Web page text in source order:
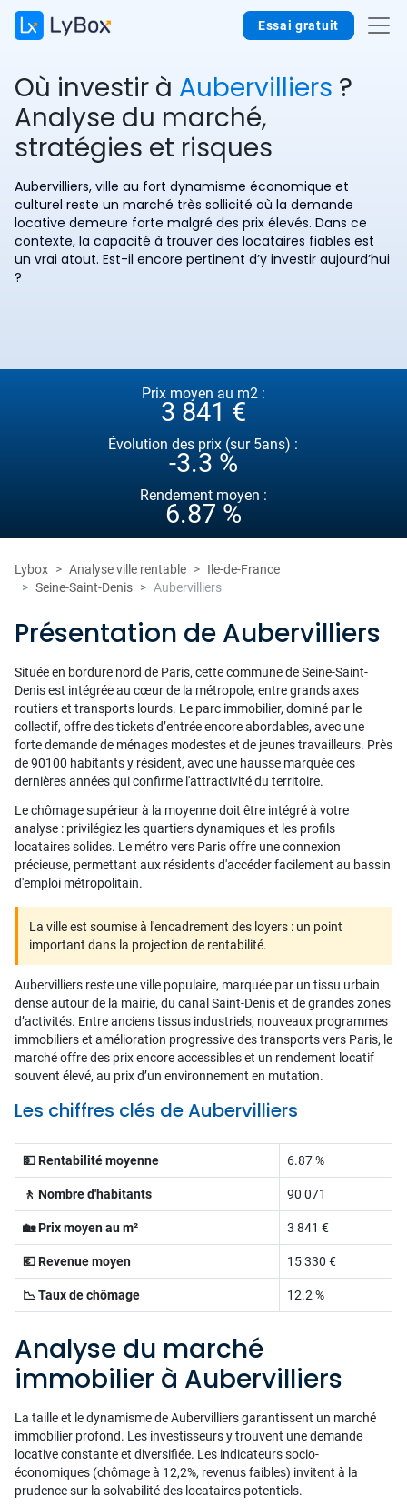
Essai gratuit
Où investir à Aubervilliers ?
Analyse du marché,
stratégies et risques
Aubervilliers, ville au fort dynamisme économique et
culturel reste un marché très sollicité où la demande
locative demeure forte malgré des prix élevés. Dans ce
contexte, la capacité à trouver des locataires fiables est
un vrai atout. Est-il encore pertinent d’y investir aujourd’hui
?
Prix moyen au m2 :
3 841 €
Évolution des prix (sur 5ans) :
-3.3 %
Rendement moyen :
6.87 %
Lybox Analyse ville rentable
Ile-de-France
Seine-Saint-Denis
Aubervilliers
Présentation de Aubervilliers
Située en bordure nord de Paris, cette commune de Seine-Saint-
Denis est intégrée au cœur de la métropole, entre grands axes
routiers et transports lourds. Le parc immobilier, dominé par le
collectif, offre des tickets d’entrée encore abordables, avec une
forte demande de ménages modestes et de jeunes travailleurs. Près
de 90100 habitants y résident, avec une hausse marquée ces
dernières années qui confirme l'attractivité du territoire.
Le chômage supérieur à la moyenne doit être intégré à votre
analyse : privilégiez les quartiers dynamiques et les profils
locataires solides. Le métro vers Paris offre une connexion
précieuse, permettant aux résidents d'accéder facilement au bassin
d'emploi métropolitain.
La ville est soumise à l'encadrement des loyers : un point
important dans la projection de rentabilité.
Aubervilliers reste une ville populaire, marquée par un tissu urbain
dense autour de la mairie, du canal Saint-Denis et de grandes zones
d’activités. Entre anciens tissus industriels, nouveaux programmes
immobiliers et amélioration progressive des transports vers Paris, le
marché offre des prix encore accessibles et un rendement locatif
souvent élevé, au prix d’un environnement en mutation.
Les chiffres clés de Aubervilliers
💵 Rentabilité moyenne 6.87 %
🚶 Nombre d'habitants 90 071
🏡 Prix moyen au m² 3 841 €
💶 Revenue moyen 15 330 €
📉 Taux de chômage 12.2 %
Analyse du marché
immobilier à Aubervilliers
La taille et le dynamisme de Aubervilliers garantissent un marché
immobilier profond. Les investisseurs y trouvent une demande
locative constante et diversifiée. Les indicateurs socio-
économiques (chômage à 12,2%, revenus faibles) invitent à la
prudence sur la solvabilité des locataires potentiels.